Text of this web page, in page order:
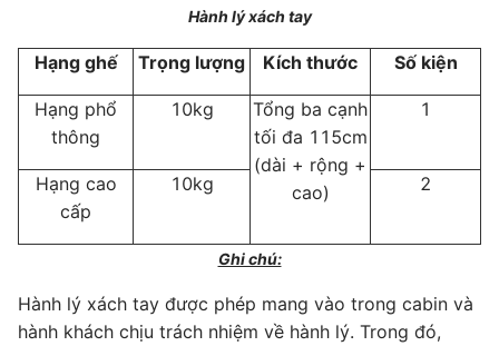
Hành lý xách tay
Hạng ghế Trọng lượng Kích thước Số kiện
Hạng phổ
thông
10kg
Tổng ba cạnh
tối đa 115cm
(dài + rộng +
cao)
1
Hạng cao
cấp
10kg 2
Ghi chú:
Hành lý xách tay được phép mang vào trong cabin và
hành khách chịu trách nhiệm về hành lý. Trong đó,